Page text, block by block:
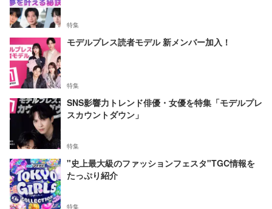
特集
モデルプレス読者モデル 新メンバー加入！
特集
SNS影響力トレンド俳優・女優を特集「モデルプレ
スカウントダウン」
特集
"史上最大級のファッションフェスタ"TGC情報を
たっぷり紹介
特集